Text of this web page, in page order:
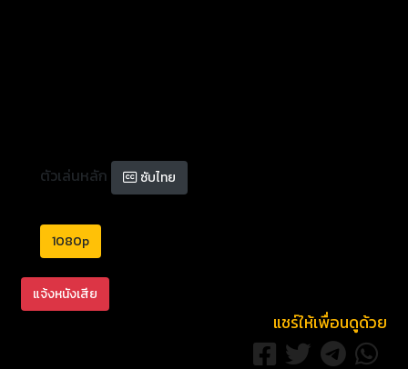
ตัวเล่นหลัก ซับไทย
1080p
แจ้งหนังเสีย
แชร์ให้เพื่อนดูด้วย